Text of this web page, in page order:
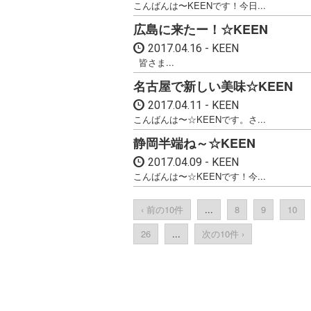
こんばんは〜KEENです！今日...
広島に来たー！☆KEEN
2017.04.16
KEEN
皆さま...
名古屋で新しい美味☆KEEN
2017.04.11
KEEN
こんばんは〜☆KEENです。さ...
静岡半端ね～☆KEEN
2017.04.09
KEEN
こんばんは〜☆KEENです！今...
‹ 前の10件 ... 8 9 10
26
... 次の10件 ›